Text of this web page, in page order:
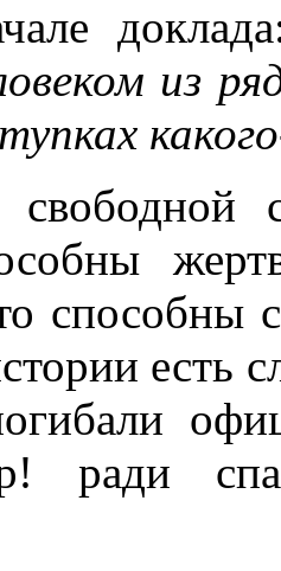
из
способны
есть
ради